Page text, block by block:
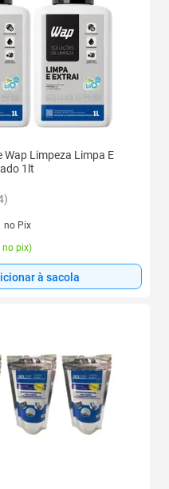
Wap Limpeza Limpa E
1lt
no Pix
no pix)
à sacola